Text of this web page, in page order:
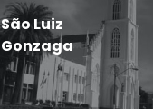
São Luiz
Gonzaga